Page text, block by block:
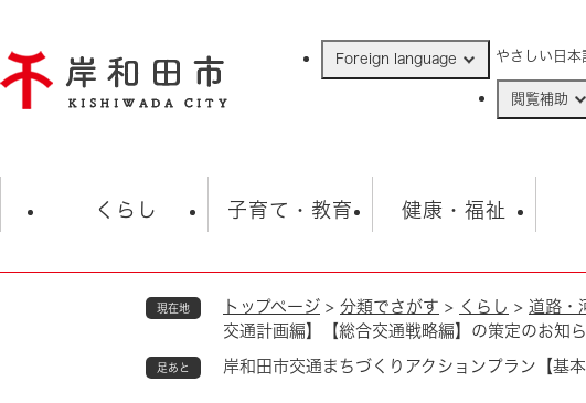
ジ
の
Foreign language やさしい日本
閲覧補助
くらし
住民票・戸籍
保険・年金
子育て・教育
学校 子育て
健康・福祉
福祉・健康・生活
観光
歴史
市の
行財
現在地 トップページ > 分類でさがす > くらし > 道路・
交通計画編】【総合交通戦略編】の策定のお知
足あと 岸和田市交通まちづくりアクションプラン【基